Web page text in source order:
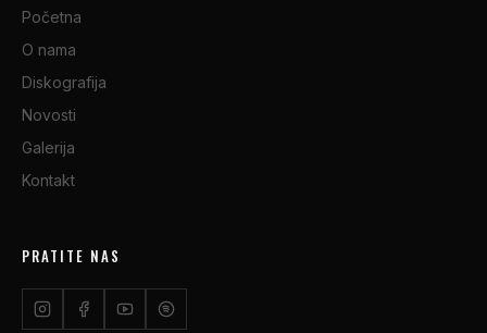
Početna
O nama
Diskografija
Novosti
Galerija
Kontakt
PRATITE NAS